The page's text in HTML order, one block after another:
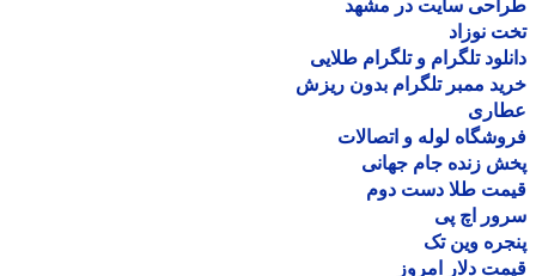
سایت در مشهد
نوزاد
تلگرام و تلگرام طلایی
ممبر تلگرام بدون ریزش
لوله و اتصالات
زنده جام جهانی
طلا دست دوم
اچ پی
وین تک
دلار امروز